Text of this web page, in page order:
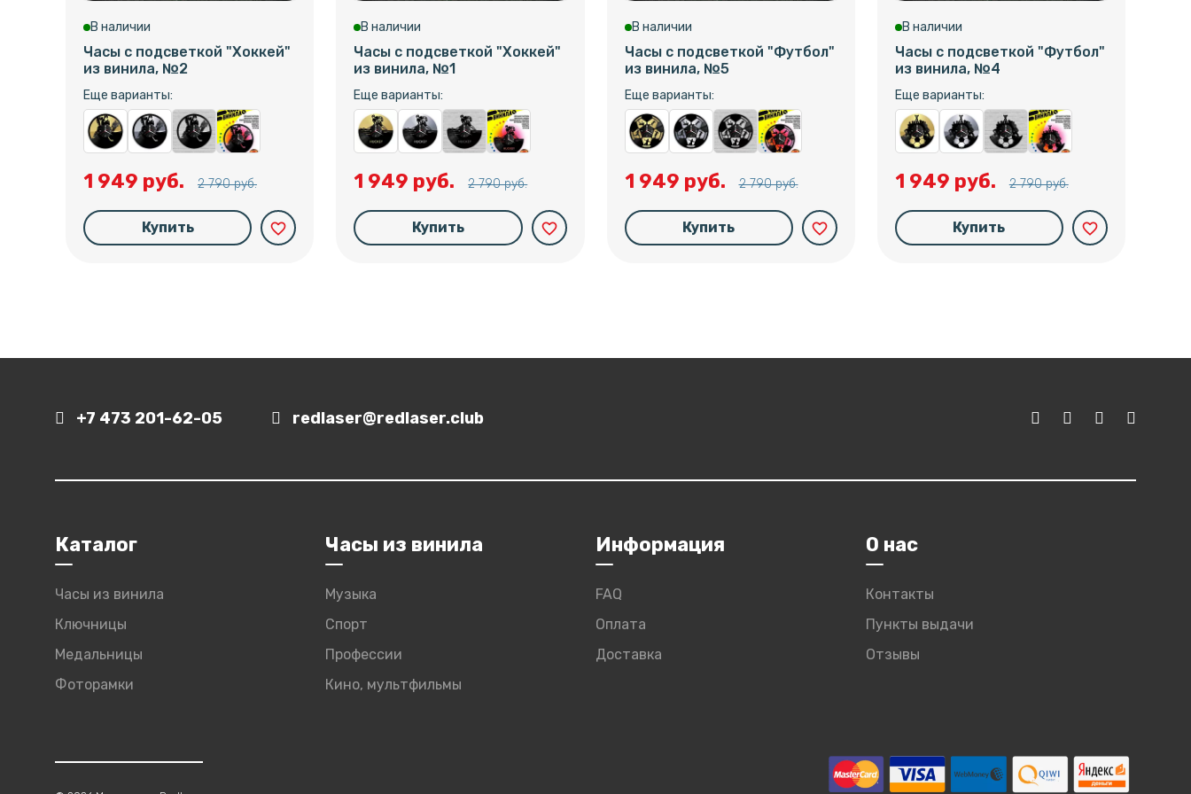
В наличии
Часы с подсветкой "Хоккей"
из винила, №2
Еще варианты:
1 949 руб. 2 790 руб.
Купить favorite_border
В наличии
Часы с подсветкой "Хоккей"
из винила, №1
Еще варианты:
1 949 руб. 2 790 руб.
Купить favorite_border
В наличии
Часы с подсветкой "Футбол"
из винила, №5
Еще варианты:
1 949 руб. 2 790 руб.
Купить favorite_border
В наличии
Часы с подсветкой "Футбол"
из винила, №4
Еще варианты:
1 949 руб. 2 790 руб.
Купить favorite_border
+7 473 201-62-05 redlaser@redlaser.club
Каталог
Часы из винила
Ключницы
Медальницы
Фоторамки
Часы из винила
Музыка
Спорт
Профессии
Кино, мультфильмы
Информация
FAQ
Оплата
Доставка
О нас
Контакты
Пункты выдачи
Отзывы